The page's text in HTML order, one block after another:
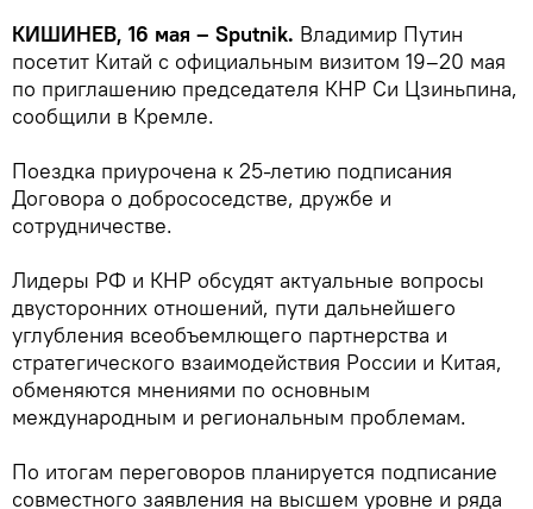
КИШИНЕВ, 16 мая – Sputnik. Владимир Путин
посетит Китай с официальным визитом 19–20 мая
по приглашению председателя КНР Си Цзиньпина,
сообщили в Кремле.
Поездка приурочена к 25-летию подписания
Договора о добрососедстве, дружбе и
сотрудничестве.
Лидеры РФ и КНР обсудят актуальные вопросы
двусторонних отношений, пути дальнейшего
углубления всеобъемлющего партнерства и
стратегического взаимодействия России и Китая,
обменяются мнениями по основным
международным и региональным проблемам.
По итогам переговоров планируется подписание
совместного заявления на высшем уровне и ряда